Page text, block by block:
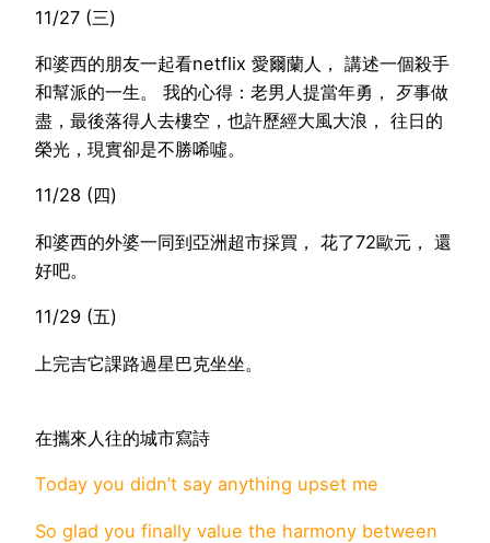
11/27 (三)
和婆西的朋友一起看netflix 愛爾蘭人， 講述一個殺手
和幫派的一生。 我的心得：老男人提當年勇， 歹事做
盡，最後落得人去樓空，也許歷經大風大浪， 往日的
榮光，現實卻是不勝唏噓。
11/28 (四)
和婆西的外婆一同到亞洲超市採買， 花了72歐元， 還
好吧。
11/29 (五)
上完吉它課路過星巴克坐坐。
在攜來人往的城市寫詩
Today you didn’t say anything upset me
So glad you finally value the harmony between